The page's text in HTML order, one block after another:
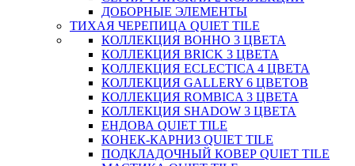
ДОБОРНЫЕ ЭЛЕМЕНТЫ
ТИХАЯ ЧЕРЕПИЦА QUIET TILE
КОЛЛЕКЦИЯ BOHHO 3 ЦВЕТА
КОЛЛЕКЦИЯ BRICK 3 ЦВЕТА
КОЛЛЕКЦИЯ ECLECTICA 4 ЦВЕТА
КОЛЛЕКЦИЯ GALLERY 6 ЦВЕТОВ
КОЛЛЕКЦИЯ ROMBICA 3 ЦВЕТА
КОЛЛЕКЦИЯ SHADOW 3 ЦВЕТА
ЕНДОВА QUIET TILE
КОНЕК-КАРНИЗ QUIET TILE
ПОДКЛАДОЧНЫЙ КОВЕР QUIET TILE